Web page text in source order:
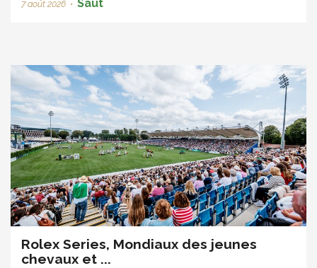
7 août 2026 • Saut
Rolex Series, Mondiaux des jeunes
chevaux et ...